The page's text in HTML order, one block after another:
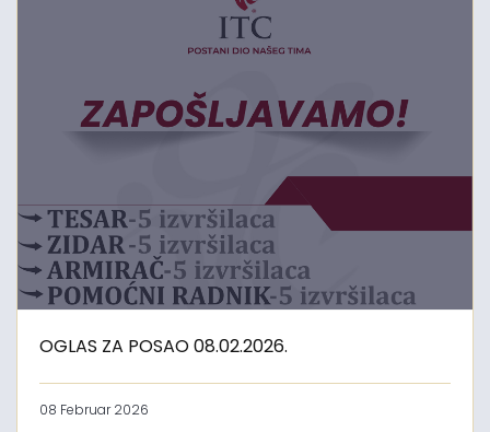
OGLAS ZA POSAO 08.02.2026.
08 Februar 2026